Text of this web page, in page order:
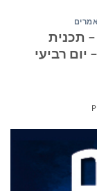
תכנית
106אפאם – יום רביעי